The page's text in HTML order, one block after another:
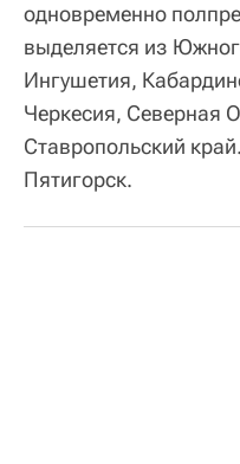
одновременно
выделяется из
Ингушетия,
Черкесия, Северная
Ставропольский
Пятигорск.